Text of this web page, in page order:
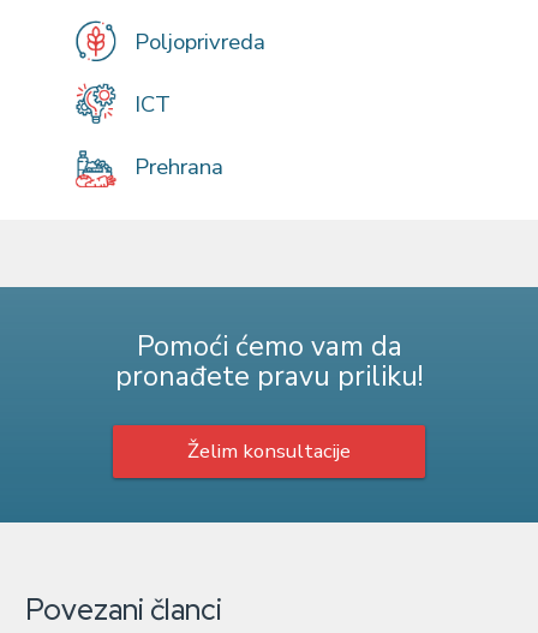
Poljoprivreda
ICT
Prehrana
Pomoći ćemo vam da
pronađete pravu priliku!
Želim konsultacije
Povezani članci